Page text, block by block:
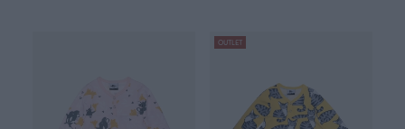
OUTLET